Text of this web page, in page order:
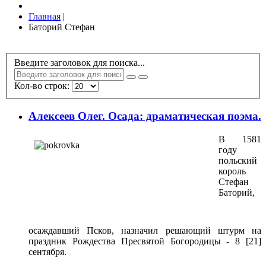
Главная |
Баторий Стефан
Введите заголовок для поиска...
Кол-во строк:
Алексеев Олег. Осада: драматическая поэма.
В 1581
году
польский
король
Стефан
Баторий,
осаждавший Псков, назначил решающий штурм на
праздник Рождества Пресвятой Богородицы - 8 [21]
сентября.